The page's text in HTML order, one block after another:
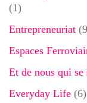
(1)
Entrepreneuriat
Espaces
Et de nous qui se
Everyday Life (6)